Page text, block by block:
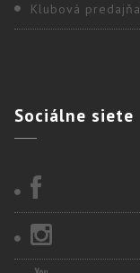
Klubová predajňa
Sociálne siete